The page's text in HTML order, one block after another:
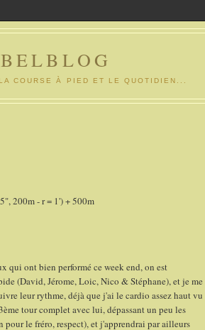
BELBLOG
COURSE À PIED ET LE QUOTIDIEN...
200m - r = 1') + 500m
qui ont bien performé ce week end, on est
(David, Jérome, Loic, Nico & Stéphane), et je me
leur rythme, déjà que j'ai le cardio assez haut vu
tour complet avec lui, dépassant un peu les
le fréro, respect), et j'apprendrai par ailleurs